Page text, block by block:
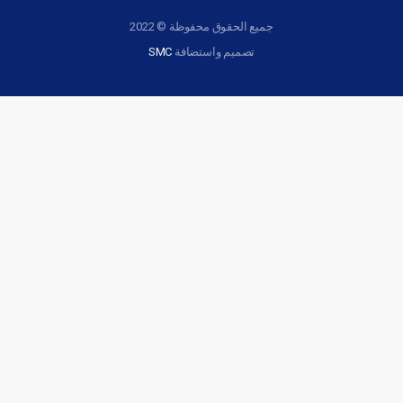
جميع الحقوق محفوظة © 2022
تصميم واستضافة SMC